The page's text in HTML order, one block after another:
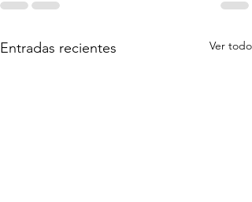
Entradas recientes Ver todo